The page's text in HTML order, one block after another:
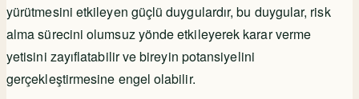
yürütmesini etkileyen güçlü duygulardır, bu duygular, risk
alma sürecini olumsuz yönde etkileyerek karar verme
yetisini zayıflatabilir ve bireyin potansiyelini
gerçekleştirmesine engel olabilir.